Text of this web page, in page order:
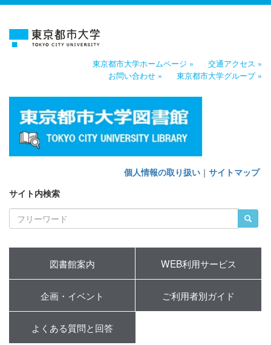
東京都市大学ホームページ »
交通アクセス »
お問い合わせ »
東京都市大学グループ »
個人情報の取り扱い ｜ サイトマップ
サイト内検索
図書館案内 WEB利用サービス
企画・イベント ご利用者別ガイド
よくある質問と回答